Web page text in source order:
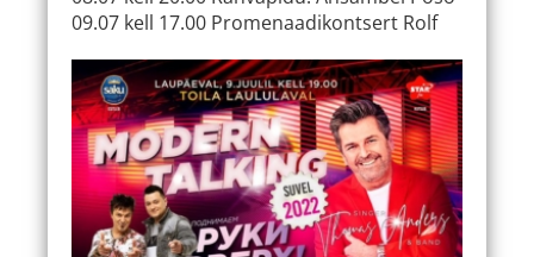
09.07 kell 17.00 Promenaadikontsert Rolf